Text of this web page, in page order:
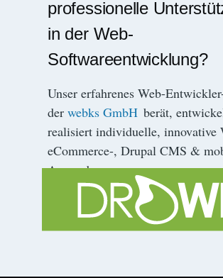
professionelle
in der Web-
Softwareentwicklung?
Unser erfahrenes Web-
derwebks GmbH berät,
realisiert individuelle, innovative
eCommerce-, Drupal CMS &
Anwendungen.